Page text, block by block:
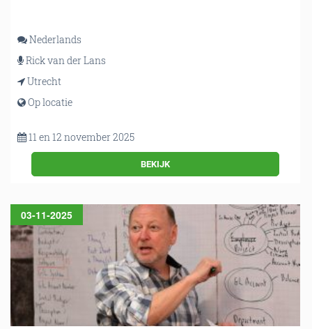
Nederlands
Rick van der Lans
Utrecht
Op locatie
11 en 12 november 2025
BEKIJK
03-11-2025